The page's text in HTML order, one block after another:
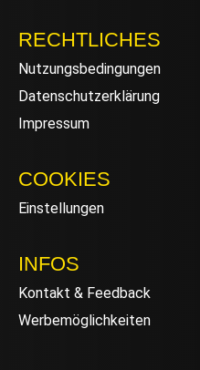
RECHTLICHES
Nutzungsbedingungen
Datenschutzerklärung
Impressum
COOKIES
Einstellungen
INFOS
Kontakt & Feedback
Werbemöglichkeiten